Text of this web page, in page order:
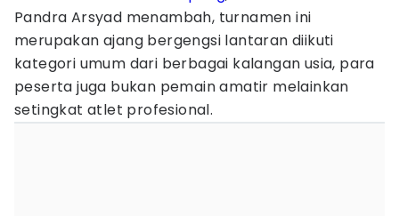
Pandra Arsyad menambah, turnamen ini
merupakan ajang bergengsi lantaran diikuti
kategori umum dari berbagai kalangan usia, para
peserta juga bukan pemain amatir melainkan
setingkat atlet profesional.